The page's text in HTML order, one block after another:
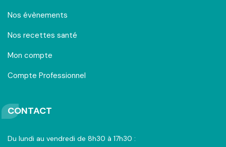
Nos évènements
Nos recettes santé
Mon compte
Compte Professionnel
CONTACT
Du lundi au vendredi de 8h30 à 17h30 :